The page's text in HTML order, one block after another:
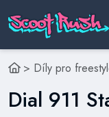
> Díly pro
Dial 911